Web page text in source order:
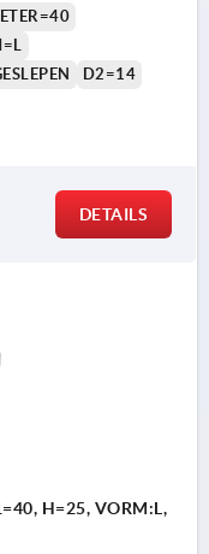
D2=14
DETAILS
H=25, VORM:L,